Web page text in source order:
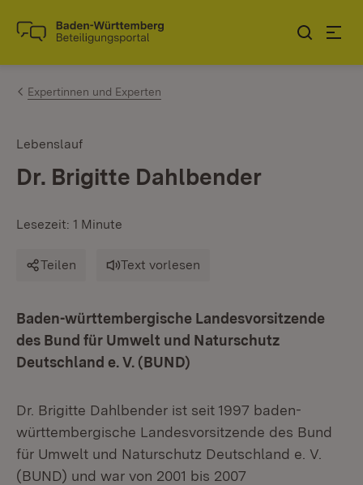
Zum Inhalt springen
Link zur Startseite
Expertinnen und Experten
Lebenslauf
Dr. Brigitte Dahlbender
Lesezeit: 1 Minute
Teilen Text vorlesen
Baden-württembergische Landesvorsitzende
des Bund für Umwelt und Naturschutz
Deutschland e. V. (BUND)
Dr. Brigitte Dahlbender ist seit 1997 baden-
württembergische Landesvorsitzende des Bund
für Umwelt und Naturschutz Deutschland e. V.
(BUND) und war von 2001 bis 2007